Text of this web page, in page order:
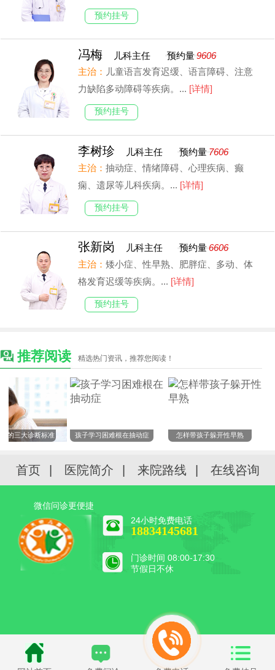
预约挂号
冯梅 儿科主任 预约量9606
主治： 儿童语言发育迟缓、语言障碍、注意
力缺陷多动障碍等疾病。... [详情]
预约挂号
李树珍 儿科主任 预约量 7606
主治： 抽动症、情绪障碍、心理疾病、癫
痫、遗尿等儿科疾病。... [详情]
预约挂号
张新岗 儿科主任 预约量6606
主治： 矮小症、性早熟、肥胖症、多动、体
格发育迟缓等疾病。... [详情]
预约挂号
推荐阅读 精选热门资讯，推荐您阅读！
三大诊断标准 孩子学习困难根在抽动症 怎样带孩子躲开性早熟
首页 医院简介 来院路线 在线咨询
微信问诊更便捷
24小时免费电话
18834145681
门诊时间 08:00-17:30
节假日不休